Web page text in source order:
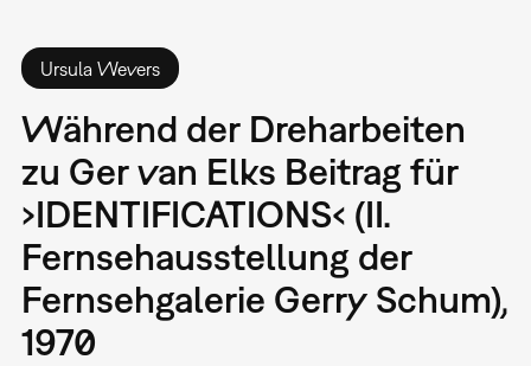
Ursula Wevers
Während der Dreharbeiten
zu Ger van Elks Beitrag für
›IDENTIFICATIONS‹ (II.
Fernsehausstellung der
Fernsehgalerie Gerry Schum),
1970